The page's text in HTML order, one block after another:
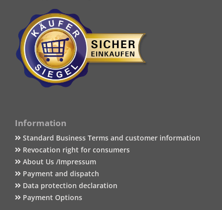
Information
Standard Business Terms and customer information
Revocation right for consumers
About Us /Impressum
Payment and dispatch
Data protection declaration
Payment Options